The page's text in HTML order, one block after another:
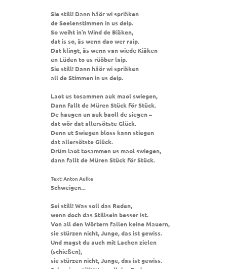
Sie still! Dann häör wi spriäken
de Seelenstimmen in us deip.
So weiht in’n Wind de Biäken,
dat is so, äs wenn dao wer raip.
Dat klingt, äs wenn van wiede Kiäken
en Lüden to us rüöber laip.
Sie still! Dann häör wi spriäken
all de Stimmen in us deip.
Laot us tosammen auk maol swiegen,
Dann fallt de Müren Stück för Stück.
De haugen un auk baoll de siegen –
dat wör dat allersötste Glück.
Denn ut Swiegen bloss kann stiegen
dat allersötste Glück.
Drüm laot tosammen us maol swiegen,
dann fallt de Müren Stück för Stück.
Text: Anton Aulke
Schweigen...
Sei still! Was soll das Reden,
wenn doch das Stillsein besser ist.
Von all den Wörtern fallen keine Mauern,
sie stürzen nicht, Junge, das ist gewiss.
Und magst du auch mit Lachen zielen
(schießen),
sie stürzen nicht, Junge, das ist gewiss.